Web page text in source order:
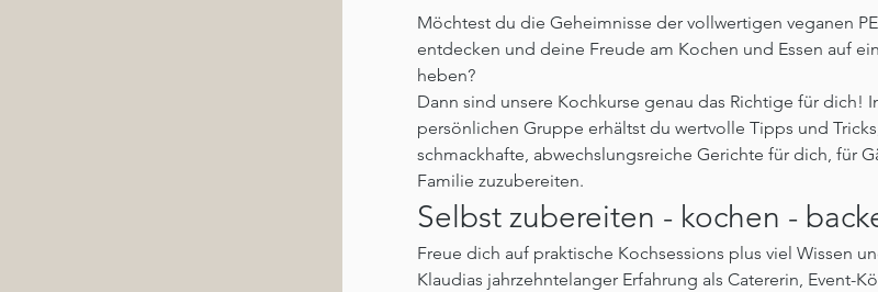
Möchtest du die Geheimnisse der vollwertigen veganen
entdecken und deine Freude am Kochen und Essen auf
heben?
Dann sind unsere Kochkurse genau das Richtige für dich!
persönlichen Gruppe erhältst du wertvolle Tipps und
schmackhafte, abwechslungsreiche Gerichte für dich, für
Familie zuzubereiten.
Selbst zubereiten - kochen -
Freue dich auf praktische Kochsessions plus viel Wissen
Klaudias jahrzehntelanger Erfahrung als Catererin, Event-